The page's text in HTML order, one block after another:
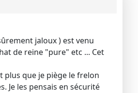
jaloux ) est venu
de reine "pure" etc ... Cet
plus que je piège le frelon
Je les pensais en sécurité